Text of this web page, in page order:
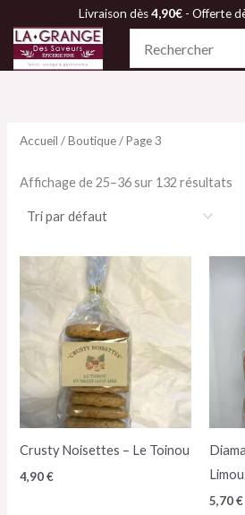
contenu
Livraison dès4,90€- Offerte
Accueil /Boutique/ Page 3
Affichage de 25–36 sur 132 résultats
Crusty Noisettes – Le Toinou
4,90€
5,70€